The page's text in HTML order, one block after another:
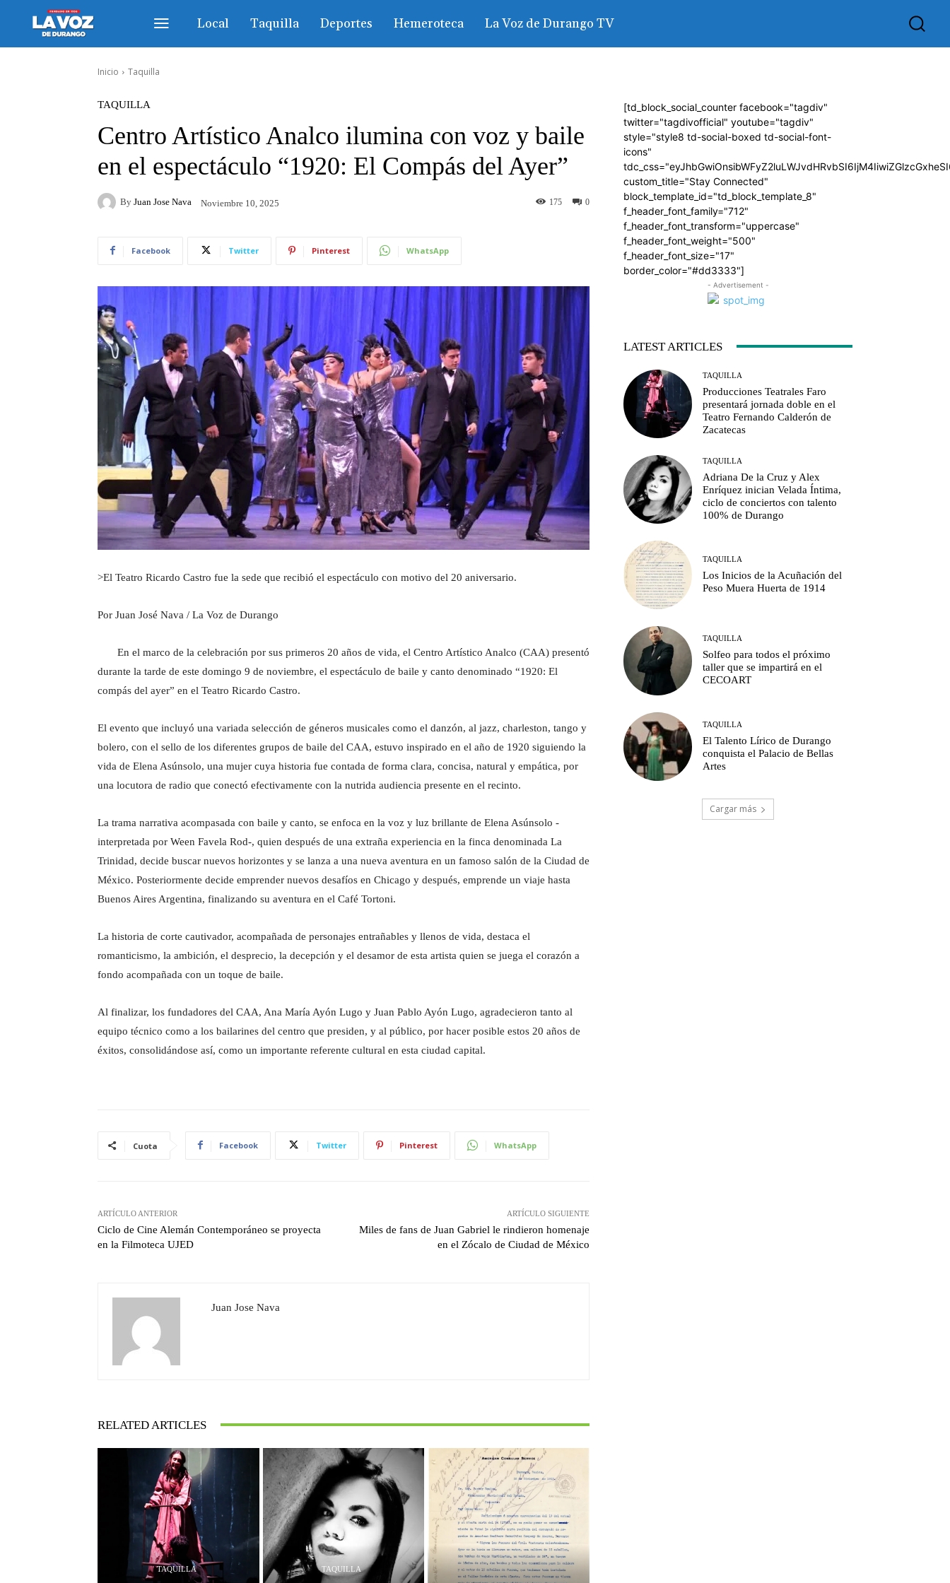
Local Taquilla Deportes Hemeroteca La Voz de Durango TV
Inicio Taquilla
TAQUILLA
Centro Artístico Analco ilumina con voz y baile
en el espectáculo “1920: El Compás del Ayer”
By Juan Jose Nava Noviembre 10, 2025 0
175
Facebook Twitter Pinterest WhatsApp
>El Teatro Ricardo Castro fue la sede que recibió el espectáculo con motivo del 20 aniversario.
Por Juan José Nava / La Voz de Durango
En el marco de la celebración por sus primeros 20 años de vida, el Centro Artístico Analco (CAA) presentó
durante la tarde de este domingo 9 de noviembre, el espectáculo de baile y canto denominado “1920: El
compás del ayer” en el Teatro Ricardo Castro.
El evento que incluyó una variada selección de géneros musicales como el danzón, al jazz, charleston, tango y
bolero, con el sello de los diferentes grupos de baile del CAA, estuvo inspirado en el año de 1920 siguiendo la
vida de Elena Asúnsolo, una mujer cuya historia fue contada de forma clara, concisa, natural y empática, por
una locutora de radio que conectó efectivamente con la nutrida audiencia presente en el recinto.
La trama narrativa acompasada con baile y canto, se enfoca en la voz y luz brillante de Elena Asúnsolo -
interpretada por Ween Favela Rod-, quien después de una extraña experiencia en la finca denominada La
Trinidad, decide buscar nuevos horizontes y se lanza a una nueva aventura en un famoso salón de la Ciudad de
México. Posteriormente decide emprender nuevos desafíos en Chicago y después, emprende un viaje hasta
Buenos Aires Argentina, finalizando su aventura en el Café Tortoni.
La historia de corte cautivador, acompañada de personajes entrañables y llenos de vida, destaca el
romanticismo, la ambición, el desprecio, la decepción y el desamor de esta artista quien se juega el corazón a
fondo acompañada con un toque de baile.
Al finalizar, los fundadores del CAA, Ana María Ayón Lugo y Juan Pablo Ayón Lugo, agradecieron tanto al
equipo técnico como a los bailarines del centro que presiden, y al público, por hacer posible estos 20 años de
éxitos, consolidándose así, como un importante referente cultural en esta ciudad capital.
Cuota Facebook Twitter Pinterest WhatsApp
ARTÍCULO ANTERIOR
Ciclo de Cine Alemán Contemporáneo se proyecta
en la Filmoteca UJED
ARTÍCULO SIGUIENTE
Miles de fans de Juan Gabriel le rindieron homenaje
en el Zócalo de Ciudad de México
Juan Jose Nava
RELATED ARTICLES
TAQUILLA TAQUILLA
[td_block_social_counter facebook="tagdiv"
twitter="tagdivofficial" youtube="tagdiv"
style="style8 td-social-boxed td-social-font-
icons"
custom_title="Stay Connected"
block_template_id="td_block_template_8"
f_header_font_family="712"
f_header_font_transform="uppercase"
f_header_font_weight="500"
f_header_font_size="17"
border_color="#dd3333"]
- Advertisement -
LATEST ARTICLES
TAQUILLA
Producciones Teatrales Faro
presentará jornada doble en el
Teatro Fernando Calderón de
Zacatecas
TAQUILLA
Adriana De la Cruz y Alex
Enríquez inician Velada Íntima,
ciclo de conciertos con talento
100% de Durango
TAQUILLA
Los Inicios de la Acuñación del
Peso Muera Huerta de 1914
TAQUILLA
Solfeo para todos el próximo
taller que se impartirá en el
CECOART
TAQUILLA
El Talento Lírico de Durango
conquista el Palacio de Bellas
Artes
Cargar más